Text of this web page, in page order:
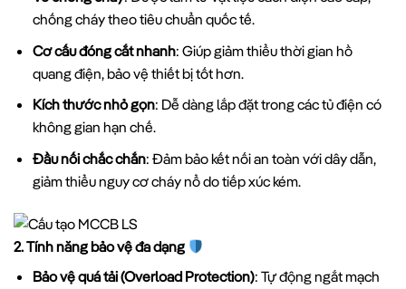
chống cháy theo tiêu chuẩn quốc tế.
Cơ cấu đóng cắt nhanh: Giúp giảm thiểu thời gian hồ
quang điện, bảo vệ thiết bị tốt hơn.
Kích thước nhỏ gọn: Dễ dàng lắp đặt trong các tủ điện có
không gian hạn chế.
Đầu nối chắc chắn: Đảm bảo kết nối an toàn với dây dẫn,
giảm thiểu nguy cơ cháy nổ do tiếp xúc kém.
2. Tính năng bảo vệ đa dạng
Bảo vệ quá tải (Overload Protection): Tự động ngắt mạch